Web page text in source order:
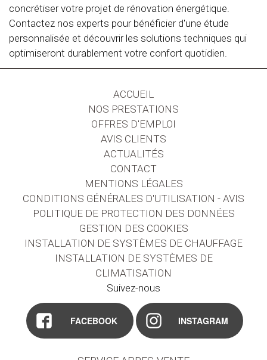
concrétiser votre projet de rénovation énergétique.
Contactez nos experts pour bénéficier d'une étude
personnalisée et découvrir les solutions techniques qui
optimiseront durablement votre confort quotidien.
ACCUEIL
NOS PRESTATIONS
OFFRES D'EMPLOI
AVIS CLIENTS
ACTUALITÉS
CONTACT
MENTIONS LÉGALES
CONDITIONS GÉNÉRALES D'UTILISATION - AVIS
POLITIQUE DE PROTECTION DES DONNÉES
GESTION DES COOKIES
INSTALLATION DE SYSTÈMES DE CHAUFFAGE
INSTALLATION DE SYSTÈMES DE
CLIMATISATION
Suivez-nous
FACEBOOK INSTAGRAM